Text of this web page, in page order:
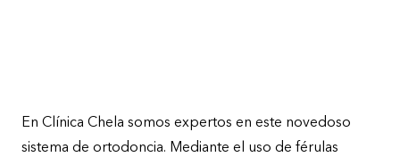
En Clínica Chela somos expertos en este novedoso
sistema de ortodoncia. Mediante el uso de férulas